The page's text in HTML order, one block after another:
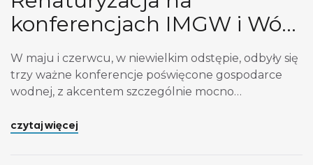
konferencjach IMGW i Wód
Polskich
W maju i czerwcu, w niewielkim odstępie, odbyły się
trzy ważne konferencje poświęcone gospodarce
wodnej, z akcentem szczególnie mocno
Białowieży była skierowana przede wszystkim do
czytaj więcej